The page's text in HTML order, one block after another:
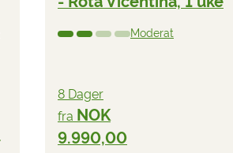
Moderat
8 Dager
fra NOK
9.990,00